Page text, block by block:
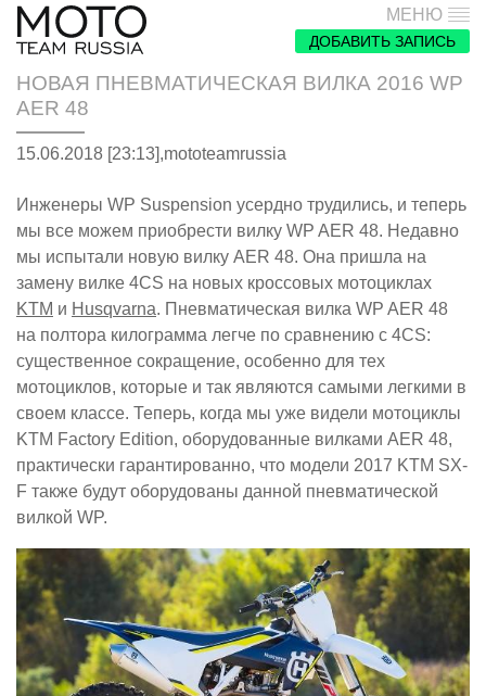
МЕНЮ
ДОБАВИТЬ ЗАПИСЬ
НОВАЯ ПНЕВМАТИЧЕСКАЯ ВИЛКА 2016 WP
AER 48
15.06.2018 [23:13],mototeamrussia
Инженеры WP Suspension усердно трудились, и теперь
мы все можем приобрести вилку WP AER 48. Недавно
мы испытали новую вилку AER 48. Она пришла на
замену вилке 4CS на новых кроссовых мотоциклах
KTM и Husqvarna. Пневматическая вилка WP AER 48
на полтора килограмма легче по сравнению с 4CS:
существенное сокращение, особенно для тех
мотоциклов, которые и так являются самыми легкими в
своем классе. Теперь, когда мы уже видели мотоциклы
KTM Factory Edition, оборудованные вилками AER 48,
практически гарантированно, что модели 2017 KTM SX-
F также будут оборудованы данной пневматической
вилкой WP.